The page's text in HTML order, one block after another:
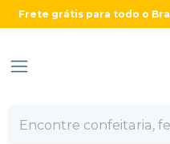
Frete grátis para todo o